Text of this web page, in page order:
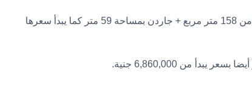
شقق سكنية 3 غرف نوم دور ارضي بمساحات تبدأ من 158 متر مربع + جاردن بمساحة 59 متر كما يبدأ سعرها